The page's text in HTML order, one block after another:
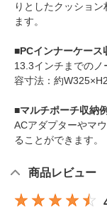
りとしたクッショ
ます。
■PCインナーケース
13.3インチまでの
容寸法：約
■マルチポーチ収納例
ACアダプターやマ
ることができます。
商品レビュー